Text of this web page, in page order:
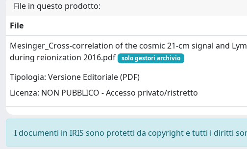
File in questo prodotto:
File
Mesinger_Cross-correlation of the cosmic 21-cm signal and
during reionization 2016.pdf
solo gestori archivio
Tipologia: Versione Editoriale (PDF)
Licenza: NON PUBBLICO - Accesso privato/ristretto
I documenti in IRIS sono protetti da copyright e tutti i diritti